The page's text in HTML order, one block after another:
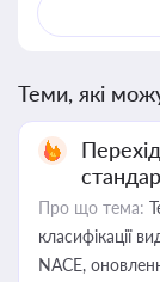
Теми, які
Про що тема:
класифікації
NACE,